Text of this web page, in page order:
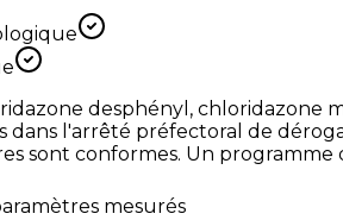
desphényl,
dans l'arrêté préfectoral de
sont conformes. Un
mesurés